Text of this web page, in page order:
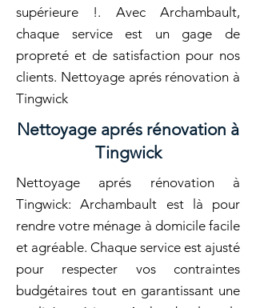
supérieure !. Avec Archambault,
chaque service est un gage de
propreté et de satisfaction pour nos
clients. Nettoyage aprés rénovation à
Tingwick
Nettoyage aprés rénovation à
Tingwick
Nettoyage aprés rénovation à
Tingwick: Archambault est là pour
rendre votre ménage à domicile facile
et agréable. Chaque service est ajusté
pour respecter vos contraintes
budgétaires tout en garantissant une